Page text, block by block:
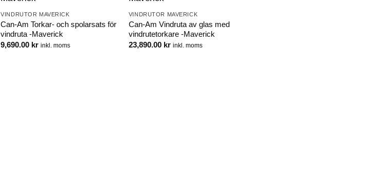
VINDRUTOR MAVERICK
Can-Am Torkar- och spolarsats för
vindruta -Maverick
9,690.00 kr inkl. moms
VINDRUTOR MAVERICK
Can-Am Vindruta av glas med
vindrutetorkare -Maverick
23,890.00 kr inkl. moms